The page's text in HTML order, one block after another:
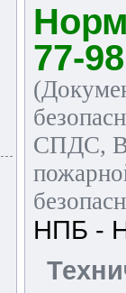
77-98
СПДС,
НПБ -